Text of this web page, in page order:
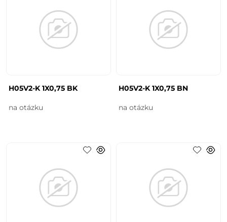
H05V2-K 1X0,75 BK
na otázku
H05V2-K 1X0,75 BN
na otázku